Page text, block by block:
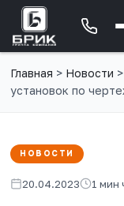
Главная > Новости >
установок по
НОВОСТИ
20.04.2023 1 мин